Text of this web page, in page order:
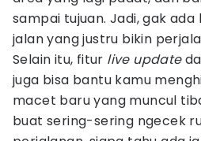
sampai tujuan. Jadi, gak
jalan yang justru bikin
Selain itu, fitur live update
juga bisa bantu kamu
macet baru yang muncul
buat sering-sering ngecek